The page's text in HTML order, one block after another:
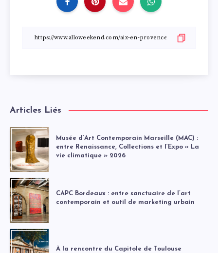
Articles Liés
Musée d’Art Contemporain Marseille (MAC) :
entre Renaissance, Collections et l’Expo « La
vie climatique » 2026
CAPC Bordeaux : entre sanctuaire de l’art
contemporain et outil de marketing urbain
À la rencontre du Capitole de Toulouse